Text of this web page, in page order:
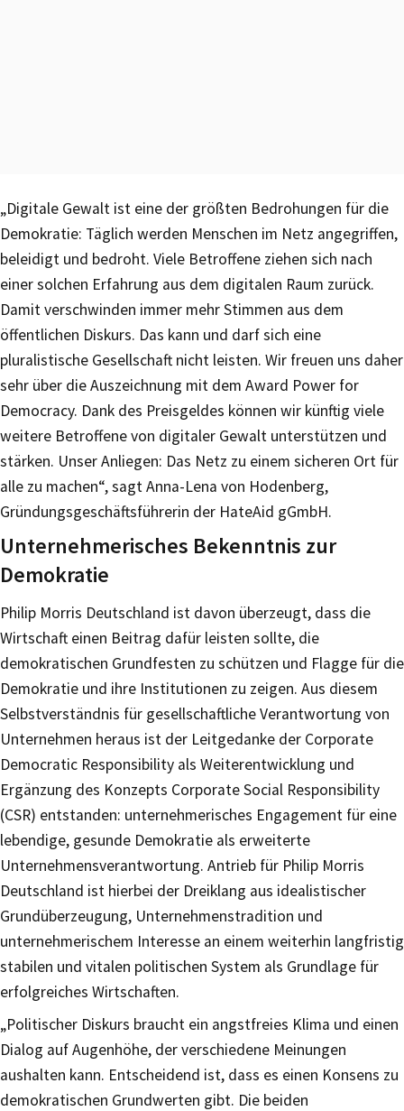
„Digitale Gewalt ist eine der größten Bedrohungen für die
Demokratie: Täglich werden Menschen im Netz angegriffen,
beleidigt und bedroht. Viele Betroffene ziehen sich nach
einer solchen Erfahrung aus dem digitalen Raum zurück.
Damit verschwinden immer mehr Stimmen aus dem
öffentlichen Diskurs. Das kann und darf sich eine
pluralistische Gesellschaft nicht leisten. Wir freuen uns daher
sehr über die Auszeichnung mit dem Award Power for
Democracy. Dank des Preisgeldes können wir künftig viele
weitere Betroffene von digitaler Gewalt unterstützen und
stärken. Unser Anliegen: Das Netz zu einem sicheren Ort für
alle zu machen“, sagt Anna-Lena von Hodenberg,
Gründungsgeschäftsführerin der HateAid gGmbH.
Unternehmerisches Bekenntnis zur
Demokratie
Philip Morris Deutschland ist davon überzeugt, dass die
Wirtschaft einen Beitrag dafür leisten sollte, die
demokratischen Grundfesten zu schützen und Flagge für die
Demokratie und ihre Institutionen zu zeigen. Aus diesem
Selbstverständnis für gesellschaftliche Verantwortung von
Unternehmen heraus ist der Leitgedanke der Corporate
Democratic Responsibility als Weiterentwicklung und
Ergänzung des Konzepts Corporate Social Responsibility
(CSR) entstanden: unternehmerisches Engagement für eine
lebendige, gesunde Demokratie als erweiterte
Unternehmensverantwortung. Antrieb für Philip Morris
Deutschland ist hierbei der Dreiklang aus idealistischer
Grundüberzeugung, Unternehmenstradition und
unternehmerischem Interesse an einem weiterhin langfristig
stabilen und vitalen politischen System als Grundlage für
erfolgreiches Wirtschaften.
„Politischer Diskurs braucht ein angstfreies Klima und einen
Dialog auf Augenhöhe, der verschiedene Meinungen
aushalten kann. Entscheidend ist, dass es einen Konsens zu
demokratischen Grundwerten gibt. Die beiden